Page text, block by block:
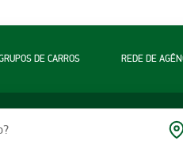
DE CARROS
REDE DE